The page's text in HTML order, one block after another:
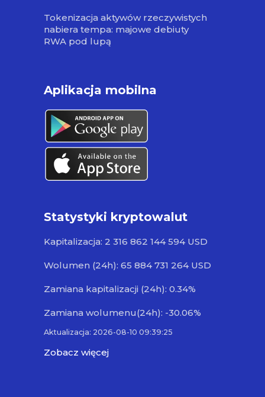
Tokenizacja aktywów rzeczywistych
nabiera tempa: majowe debiuty
RWA pod lupą
Aplikacja mobilna
Statystyki kryptowalut
Kapitalizacja: 2 316 862 144 594 USD
Wolumen (24h): 65 884 731 264 USD
Zamiana kapitalizacji (24h): 0.34%
Zamiana wolumenu(24h): -30.06%
Aktualizacja: 2026-08-10 09:39:25
Zobacz więcej